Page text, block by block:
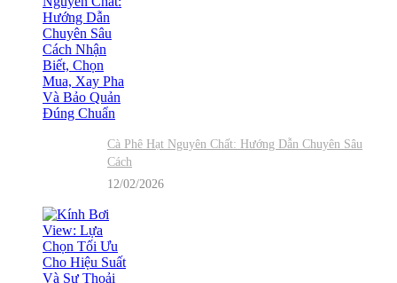
Cà Phê Hạt Nguyên Chất: Hướng Dẫn Chuyên Sâu
Cách
12/02/2026